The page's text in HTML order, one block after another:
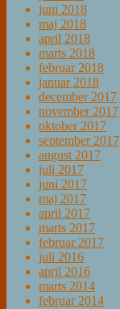
juni 2018
maj 2018
april 2018
marts 2018
februar 2018
januar 2018
december 2017
november 2017
oktober 2017
september 2017
august 2017
juli 2017
juni 2017
maj 2017
april 2017
marts 2017
februar 2017
juli 2016
april 2016
marts 2014
februar 2014